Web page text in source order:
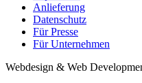
Anlieferung
Datenschutz
Für Presse
Für Unternehmen
Webdesign & Web